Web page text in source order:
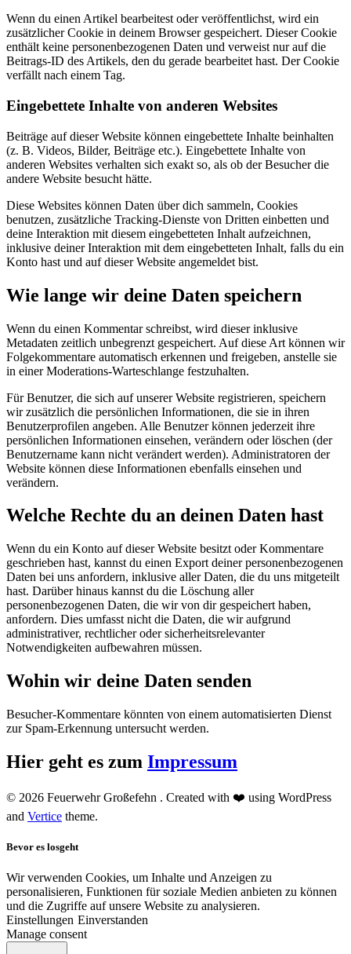
Wenn du einen Artikel bearbeitest oder veröffentlichst, wird ein
zusätzlicher Cookie in deinem Browser gespeichert. Dieser Cookie
enthält keine personenbezogenen Daten und verweist nur auf die
Beitrags-ID des Artikels, den du gerade bearbeitet hast. Der Cookie
verfällt nach einem Tag.
Eingebettete Inhalte von anderen Websites
Beiträge auf dieser Website können eingebettete Inhalte beinhalten
(z. B. Videos, Bilder, Beiträge etc.). Eingebettete Inhalte von
anderen Websites verhalten sich exakt so, als ob der Besucher die
andere Website besucht hätte.
Diese Websites können Daten über dich sammeln, Cookies
benutzen, zusätzliche Tracking-Dienste von Dritten einbetten und
deine Interaktion mit diesem eingebetteten Inhalt aufzeichnen,
inklusive deiner Interaktion mit dem eingebetteten Inhalt, falls du ein
Konto hast und auf dieser Website angemeldet bist.
Wie lange wir deine Daten speichern
Wenn du einen Kommentar schreibst, wird dieser inklusive
Metadaten zeitlich unbegrenzt gespeichert. Auf diese Art können wir
Folgekommentare automatisch erkennen und freigeben, anstelle sie
in einer Moderations-Warteschlange festzuhalten.
Für Benutzer, die sich auf unserer Website registrieren, speichern
wir zusätzlich die persönlichen Informationen, die sie in ihren
Benutzerprofilen angeben. Alle Benutzer können jederzeit ihre
persönlichen Informationen einsehen, verändern oder löschen (der
Benutzername kann nicht verändert werden). Administratoren der
Website können diese Informationen ebenfalls einsehen und
verändern.
Welche Rechte du an deinen Daten hast
Wenn du ein Konto auf dieser Website besitzt oder Kommentare
geschrieben hast, kannst du einen Export deiner personenbezogenen
Daten bei uns anfordern, inklusive aller Daten, die du uns mitgeteilt
hast. Darüber hinaus kannst du die Löschung aller
personenbezogenen Daten, die wir von dir gespeichert haben,
anfordern. Dies umfasst nicht die Daten, die wir aufgrund
administrativer, rechtlicher oder sicherheitsrelevanter
Notwendigkeiten aufbewahren müssen.
Wohin wir deine Daten senden
Besucher-Kommentare könnten von einem automatisierten Dienst
zur Spam-Erkennung untersucht werden.
Hier geht es zum Impressum
© 2026 Feuerwehr Großefehn . Created with ❤️ using WordPress
and Vertice theme.
Bevor es losgeht
Wir verwenden Cookies, um Inhalte und Anzeigen zu
personalisieren, Funktionen für soziale Medien anbieten zu können
und die Zugriffe auf unsere Website zu analysieren.
Einstellungen Einverstanden
Manage consent